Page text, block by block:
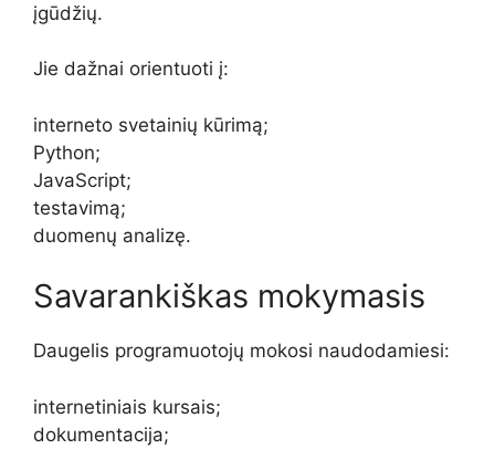
įgūdžių.
Jie dažnai orientuoti į:
interneto svetainių kūrimą;
Python;
JavaScript;
testavimą;
duomenų analizę.
Savarankiškas mokymasis
Daugelis programuotojų mokosi naudodamiesi:
internetiniais kursais;
dokumentacija;